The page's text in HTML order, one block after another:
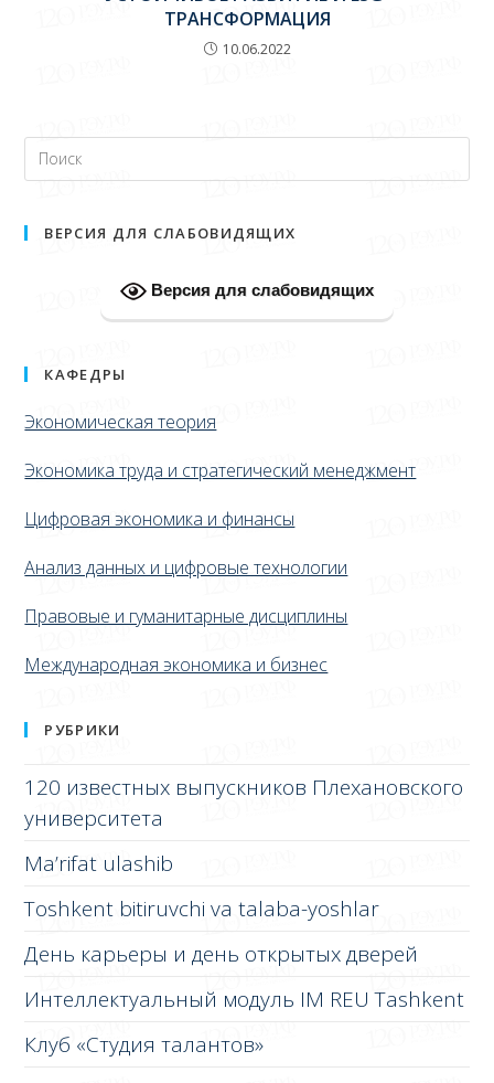
ТРАНСФОРМАЦИЯ
10.06.2022
ВЕРСИЯ ДЛЯ СЛАБОВИДЯЩИХ
Версия для слабовидящих
КАФЕДРЫ
Экономическая теория
Экономика труда и стратегический менеджмент
Цифровая экономика и финансы
Анализ данных и цифровые технологии
Правовые и гуманитарные дисциплины
Международная экономика и бизнес
РУБРИКИ
120 известных выпускников Плехановского
университета
Ma’rifat ulashib
Toshkent bitiruvchi va talaba-yoshlar
День карьеры и день открытых дверей
Интеллектуальный модуль IM REU Tashkent
Клуб «Студия талантов»